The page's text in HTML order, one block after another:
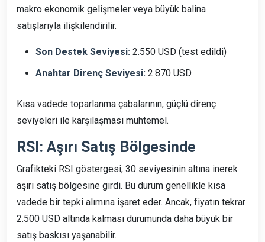
makro ekonomik gelişmeler veya büyük balina
satışlarıyla ilişkilendirilir.
Son Destek Seviyesi: 2.550 USD (test edildi)
Anahtar Direnç Seviyesi: 2.870 USD
Kısa vadede toparlanma çabalarının, güçlü direnç
seviyeleri ile karşılaşması muhtemel.
RSI: Aşırı Satış Bölgesinde
Grafikteki RSI göstergesi, 30 seviyesinin altına inerek
aşırı satış bölgesine girdi. Bu durum genellikle kısa
vadede bir tepki alımına işaret eder. Ancak, fiyatın tekrar
2.500 USD altında kalması durumunda daha büyük bir
satış baskısı yaşanabilir.